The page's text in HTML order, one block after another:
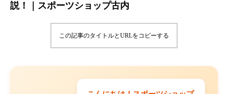
説！｜スポーツショップ古内
この記事のタイトルとURLをコピーする